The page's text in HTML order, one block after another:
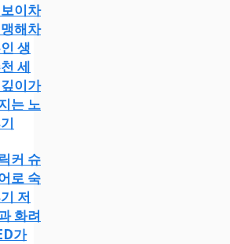
이차
해차
생
세
이가
는 노
커 슈
로 숙
저
화려
가